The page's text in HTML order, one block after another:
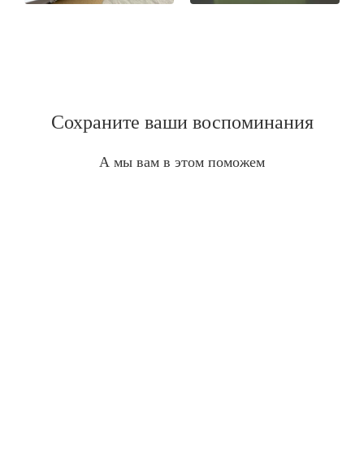
Сохраните ваши воспоминания
А мы вам в этом поможем